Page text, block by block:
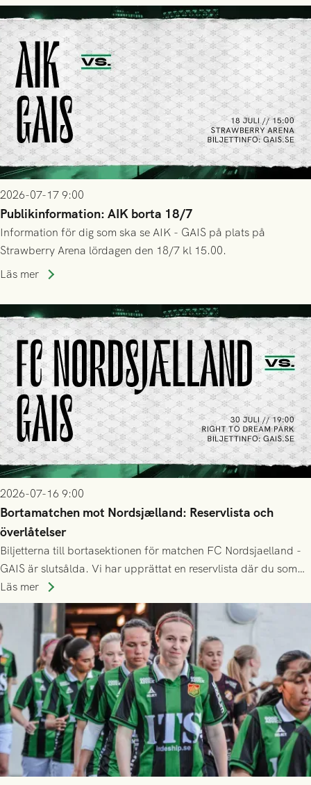
2026-07-17 9:00
Publikinformation: AIK borta 18/7
Information för dig som ska se AIK - GAIS på plats på
Strawberry Arena lördagen den 18/7 kl 15.00.
Läs mer
2026-07-16 9:00
Bortamatchen mot Nordsjælland: Reservlista och
överlåtelser
Biljetterna till bortasektionen för matchen FC Nordsjaelland -
GAIS är slutsålda. Vi har upprättat en reservlista där du som
ännu inte har någon biljett kan anmäla ditt intresse. Du kan
inte själv överlåta din biljett till någon annan.
Läs mer